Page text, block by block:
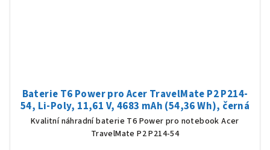
Baterie T6 Power pro Acer TravelMate P2 P214-
54, Li-Poly, 11,61 V, 4683 mAh (54,36 Wh), černá
Kvalitní náhradní baterie T6 Power pro notebook Acer
TravelMate P2 P214-54